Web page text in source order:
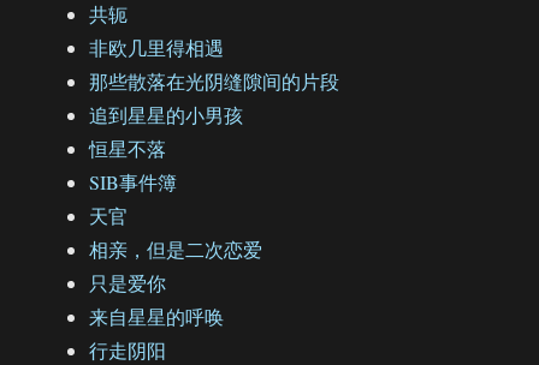
共轭
非欧几里得相遇
那些散落在光阴缝隙间的片段
追到星星的小男孩
恒星不落
SIB事件簿
天官
相亲，但是二次恋爱
只是爱你
来自星星的呼唤
行走阴阳